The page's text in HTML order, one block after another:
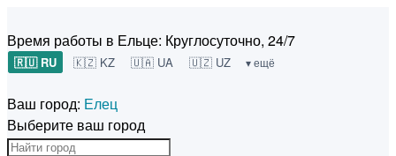
Время работы в Ельце: Круглосуточно, 24/7
🇷🇺 RU 🇰🇿 KZ 🇺🇦 UA 🇺🇿 UZ ▾ ещё
Ваш город: Елец
Выберите ваш город